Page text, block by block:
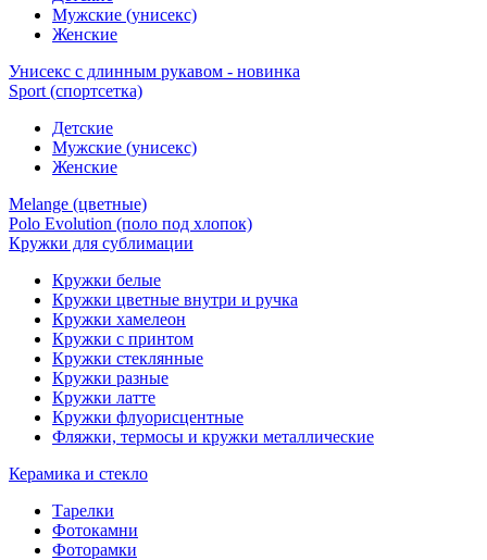
Мужские (унисекс)
Женские
Унисекс с длинным рукавом - новинка
Sport (спортсетка)
Детские
Мужские (унисекс)
Женские
Melange (цветные)
Polo Evolution (поло под хлопок)
Кружки для сублимации
Кружки белые
Кружки цветные внутри и ручка
Кружки хамелеон
Кружки c принтом
Кружки стеклянные
Кружки разные
Кружки латте
Кружки флуорисцентные
Фляжки, термосы и кружки металлические
Керамика и стекло
Тарелки
Фотокамни
Фоторамки